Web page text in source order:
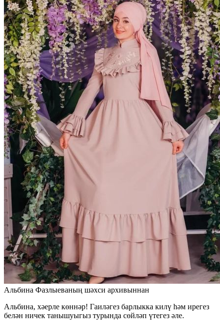
Альбина Фазлыеваның шәхси архивыннан
Альбина, хәерле көннәр! Гаиләгез барлыкка килү һәм ирегез
белән ничек танышуыгыз турында сөйләп үтегез әле.